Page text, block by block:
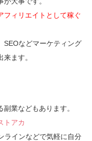
フィリエイトとして稼ぐ
SEOなどマーケティング
ます。
業などもあります。
トアカ
ラインなどで気軽に自分